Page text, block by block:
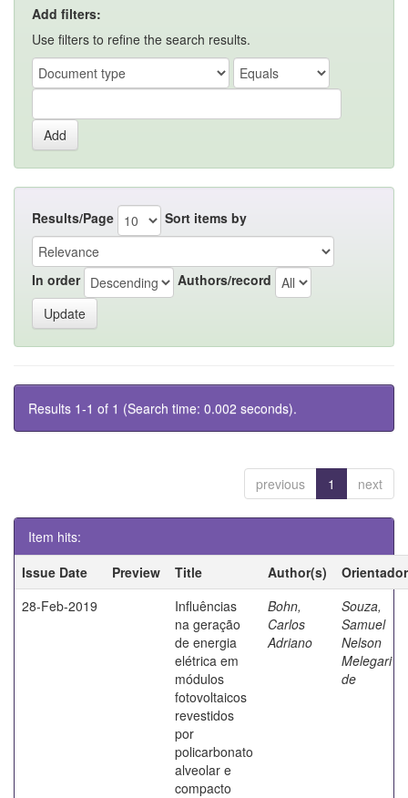
Add filters:
Use filters to refine the search results.
Results/Page Sort items by
In order Authors/record
Results 1-1 of 1 (Search time: 0.002 seconds).
previous 1 next
Item hits:
Issue Date
Preview Title Author(s)
Orientador
28-Feb-2019
Influências
na geração
de energia
elétrica em
módulos
fotovoltaicos
revestidos
por
policarbonato
alveolar e
compacto
Bohn,
Carlos
Adriano
Souza,
Samuel
Nelson
Melegari
de